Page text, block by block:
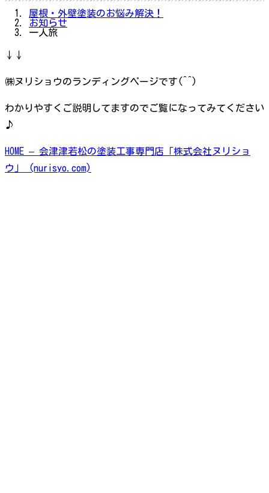
屋根・外壁塗装のお悩み解決！
お知らせ
一人旅
↓↓
㈱ヌリショウのランディングページです(^^)
わかりやすくご説明してますのでご覧になってみてください
♪
HOME – 会津津若松の塗装工事専門店「株式会社ヌリショ
ウ」 (nurisyo.com)